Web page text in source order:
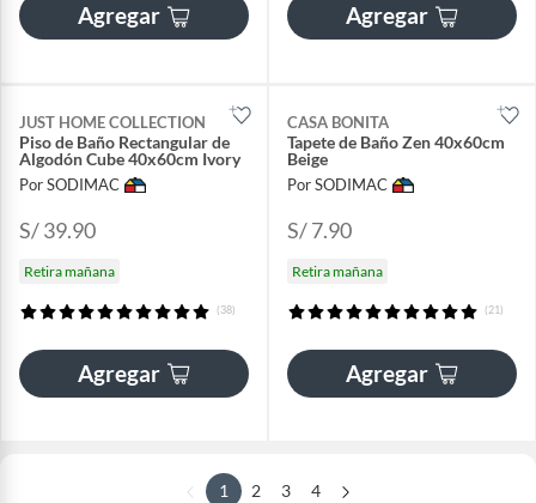
Agregar Agregar
JUST HOME COLLECTION
Piso de Baño Rectangular de
Algodón Cube 40x60cm Ivory
Por SODIMAC
S/ 39.90
Retira mañana
(38)
Agregar
CASA BONITA
Tapete de Baño Zen 40x60cm
Beige
Por SODIMAC
S/ 7.90
Retira mañana
(21)
Agregar
1 2 3 4